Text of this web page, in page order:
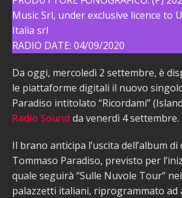
Music Srl, under exclusive licence to
Italia srl
RADIO DATE: 04/09/2020
Da oggi, mercoledì 2 settembre, è
le piattaforme digitali il nuovo
Paradiso intitolato “Ricordami”
Radio Sound da venerdì 4 settembre.
Il brano anticipa l’uscita dell’album
Tommaso Paradiso, previsto per
quale seguirà “Sulle Nuvole Tour”
palazzetti italiani, riprogrammato ad